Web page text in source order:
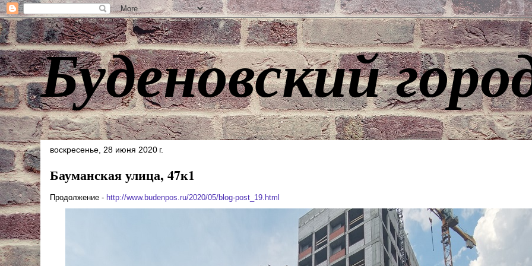
Буденовский
воскресенье, 28 июня 2020 г.
Бауманская улица, 47к1
Продолжение - http://www.budenpos.ru/2020/05/blog-post_19.html